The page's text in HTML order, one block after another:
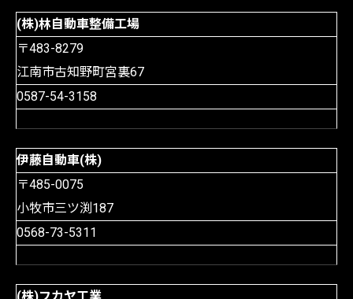
(株)林自動車整備工場
〒483-8279
江南市古知野町宮裏67
0587-54-3158
伊藤自動車(株)
〒485-0075
小牧市三ツ渕187
0568-73-5311